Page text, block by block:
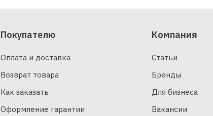
Покупателю
Оплата и доставка
Возврат товара
Как заказать
Оформление гарантии
Компания
Статьи
Бренды
Для бизнеса
Вакансии